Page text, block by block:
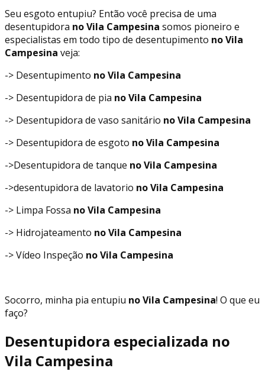
Seu esgoto entupiu? Então você precisa de uma
desentupidora no Vila Campesina somos pioneiro e
especialistas em todo tipo de desentupimento no Vila
Campesina veja:
-> Desentupimento no Vila Campesina
-> Desentupidora de pia no Vila Campesina
-> Desentupidora de vaso sanitário no Vila Campesina
-> Desentupidora de esgoto no Vila Campesina
->Desentupidora de tanque no Vila Campesina
->desentupidora de lavatorio no Vila Campesina
-> Limpa Fossa no Vila Campesina
-> Hidrojateamento no Vila Campesina
-> Vídeo Inspeção no Vila Campesina
Socorro, minha pia entupiu no Vila Campesina! O que eu
faço?
Desentupidora especializada no
Vila Campesina